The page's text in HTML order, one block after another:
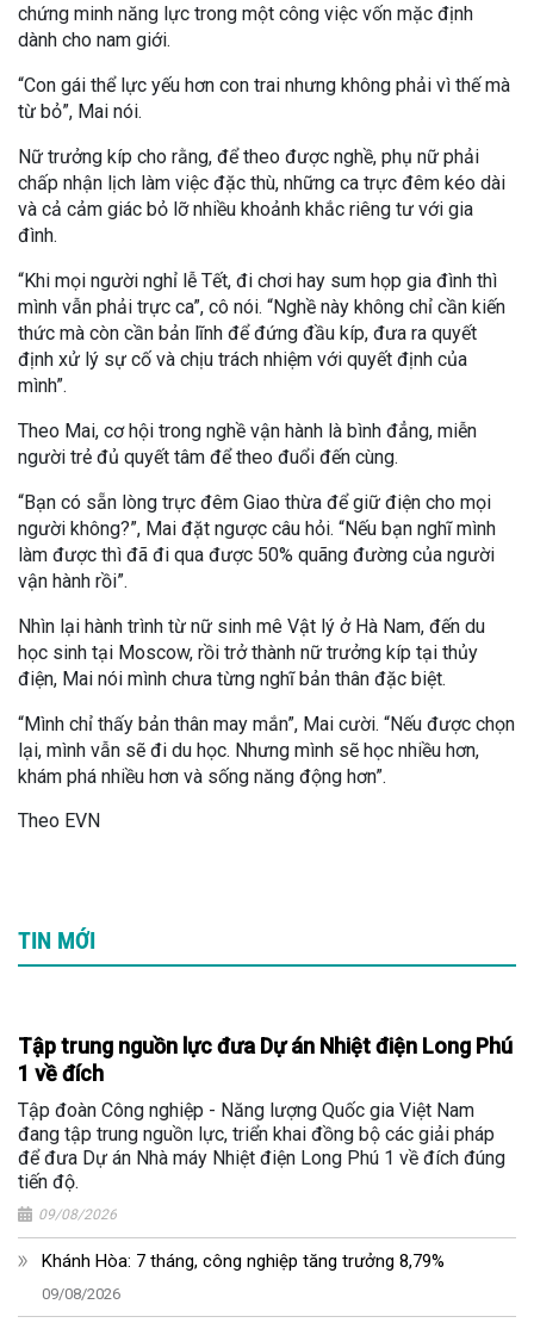
chứng minh năng lực trong một công việc vốn mặc định
dành cho nam giới.
“Con gái thể lực yếu hơn con trai nhưng không phải vì thế mà
từ bỏ”, Mai nói.
Nữ trưởng kíp cho rằng, để theo được nghề, phụ nữ phải
chấp nhận lịch làm việc đặc thù, những ca trực đêm kéo dài
và cả cảm giác bỏ lỡ nhiều khoảnh khắc riêng tư với gia
đình.
“Khi mọi người nghỉ lễ Tết, đi chơi hay sum họp gia đình thì
mình vẫn phải trực ca”, cô nói. “Nghề này không chỉ cần kiến
thức mà còn cần bản lĩnh để đứng đầu kíp, đưa ra quyết
định xử lý sự cố và chịu trách nhiệm với quyết định của
mình”.
Theo Mai, cơ hội trong nghề vận hành là bình đẳng, miễn
người trẻ đủ quyết tâm để theo đuổi đến cùng.
“Bạn có sẵn lòng trực đêm Giao thừa để giữ điện cho mọi
người không?”, Mai đặt ngược câu hỏi. “Nếu bạn nghĩ mình
làm được thì đã đi qua được 50% quãng đường của người
vận hành rồi”.
Nhìn lại hành trình từ nữ sinh mê Vật lý ở Hà Nam, đến du
học sinh tại Moscow, rồi trở thành nữ trưởng kíp tại thủy
điện, Mai nói mình chưa từng nghĩ bản thân đặc biệt.
“Mình chỉ thấy bản thân may mắn”, Mai cười. “Nếu được chọn
lại, mình vẫn sẽ đi du học. Nhưng mình sẽ học nhiều hơn,
khám phá nhiều hơn và sống năng động hơn”.
Theo EVN
TIN MỚI
Tập trung nguồn lực đưa Dự án Nhiệt điện Long Phú
1 về đích
Tập đoàn Công nghiệp - Năng lượng Quốc gia Việt Nam
đang tập trung nguồn lực, triển khai đồng bộ các giải pháp
để đưa Dự án Nhà máy Nhiệt điện Long Phú 1 về đích đúng
tiến độ.
09/08/2026
Khánh Hòa: 7 tháng, công nghiệp tăng trưởng 8,79%
09/08/2026